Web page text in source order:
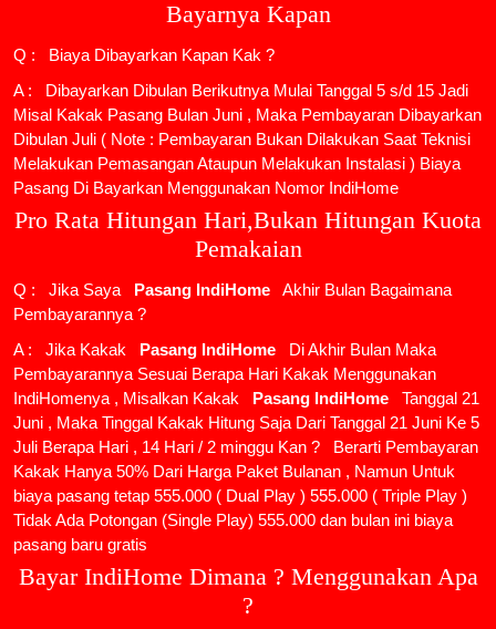
Bayarnya Kapan
Q : Biaya Dibayarkan Kapan Kak ?
A : Dibayarkan Dibulan Berikutnya Mulai Tanggal 5 s/d 15 Jadi
Misal Kakak Pasang Bulan Juni , Maka Pembayaran Dibayarkan
Dibulan Juli ( Note : Pembayaran Bukan Dilakukan Saat Teknisi
Melakukan Pemasangan Ataupun Melakukan Instalasi ) Biaya
Pasang Di Bayarkan Menggunakan Nomor IndiHome
Pro Rata Hitungan Hari,Bukan Hitungan Kuota
Pemakaian
Q : Jika Saya Pasang IndiHome
Akhir Bulan Bagaimana
Pembayarannya ?
A : Jika Kakak
Pasang IndiHome
Di Akhir Bulan Maka
Pembayarannya Sesuai Berapa Hari Kakak Menggunakan
IndiHomenya , Misalkan Kakak
Pasang IndiHome
Tanggal 21
Juni , Maka Tinggal Kakak Hitung Saja Dari Tanggal 21 Juni Ke 5
Juli Berapa Hari , 14 Hari / 2 minggu Kan ? Berarti Pembayaran
Kakak Hanya 50% Dari Harga Paket Bulanan , Namun Untuk
biaya pasang tetap 555.000 ( Dual Play ) 555.000 ( Triple Play )
Tidak Ada Potongan (Single Play) 555.000 dan bulan ini biaya
pasang baru gratis
Bayar IndiHome Dimana ? Menggunakan Apa
?